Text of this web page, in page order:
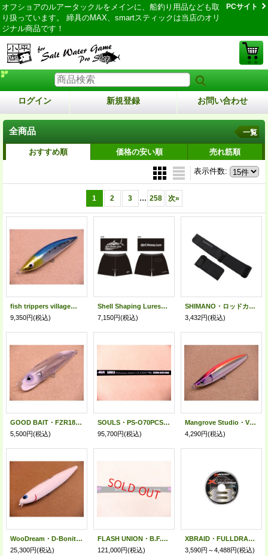
オフショアのルアータックルをメインに、船釣り用品なども取
り扱っています。 締具のMAX、smartスティックは当店のオリ
ジナル商品です！
PCサイト
ログイン 新規登録 お問い合わせ
全商品 一覧
おすすめ順 価格の安い順 売れ筋順
表示件数:
1 2 3 ... 258 次»
fish trippers village・Liber Tango NADAR 220/GHイワシ
9,350円(税込)
Shell Shaping Lures・2026ナイロンショーツ
7,150円(税込)
SHIMANO・ロッドカバー トラバース
3,432円(税込)
GOOD BAIT・FZR188F/ネオンシラス
5,500円(税込)
SOULS・PS-O70PCS ASHURA death road
95,700円(税込)
Mangrove Studio・VOLADOR 170LS/BH-7OR ピンク
4,290円(税込)
WooDream・D-Bonito 300限定ラトル/オフホワイト
25,300円(税込)
FLASH UNION・B.F.T.CRUSHER BFTC-S76XXH
121,000円(税込)
XBRAID・FULLDRAG TSR X8 100m
3,590円～4,488円(税込)